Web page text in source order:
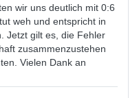
wir uns deutlich mit 0:6
weh und entspricht in
Jetzt gilt es, die Fehler
zusammenzustehen
Vielen Dank an